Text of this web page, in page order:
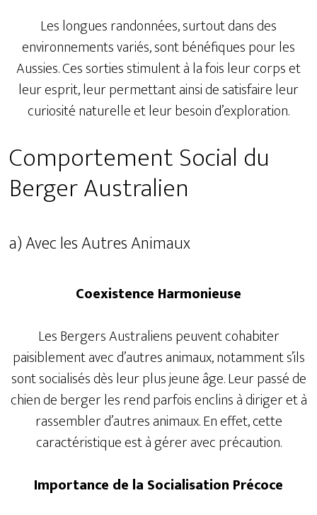
Les longues randonnées, surtout dans des
environnements variés, sont bénéfiques pour les
Aussies. Ces sorties stimulent à la fois leur corps et
leur esprit, leur permettant ainsi de satisfaire leur
curiosité naturelle et leur besoin d’exploration.
Comportement Social du
Berger Australien
a) Avec les Autres Animaux
Coexistence Harmonieuse
Les Bergers Australiens peuvent cohabiter
paisiblement avec d’autres animaux, notamment s’ils
sont socialisés dès leur plus jeune âge. Leur passé de
chien de berger les rend parfois enclins à diriger et à
rassembler d’autres animaux. En effet, cette
caractéristique est à gérer avec précaution.
Importance de la Socialisation Précoce